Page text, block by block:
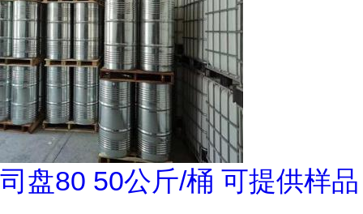
司盘80 50公斤/桶 可提供样品